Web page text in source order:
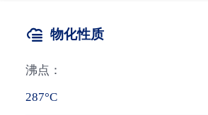
物化性质
沸点：
287°C